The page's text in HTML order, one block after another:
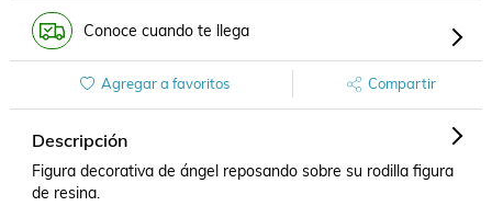
Conoce cuando te llega
Agregar a favoritos Compartir
Descripción
Figura decorativa de ángel reposando sobre su rodilla figura
de resina.